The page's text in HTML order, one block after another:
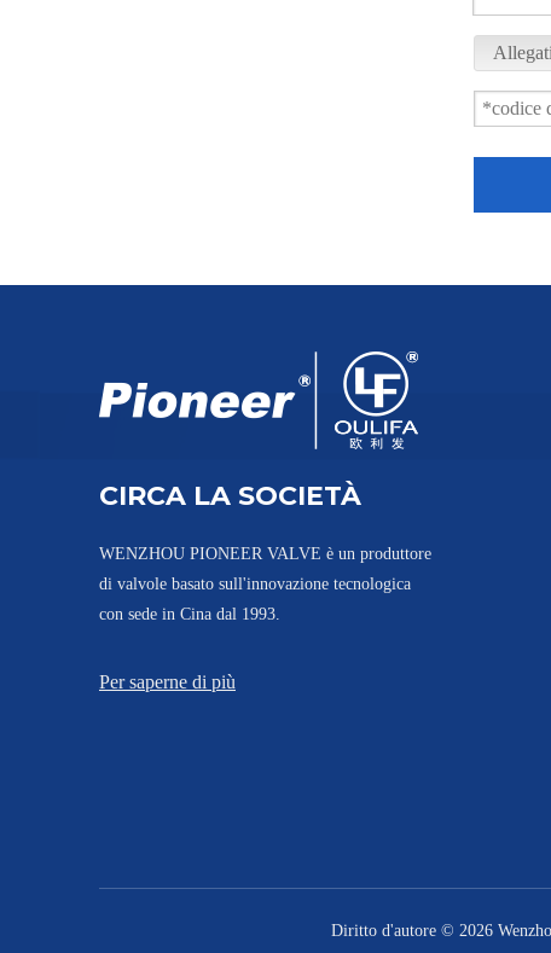
Valvola a sfera a 3 vie tipo wafer XSQ75F-16P
Allegati
CIRCA LA SOCIETÀ
WENZHOU PIONEER VALVE è un produttore
di valvole basato sull'innovazione tecnologica
con sede in Cina dal 1993.
Per saperne di più
Diritto d'autore © 2026